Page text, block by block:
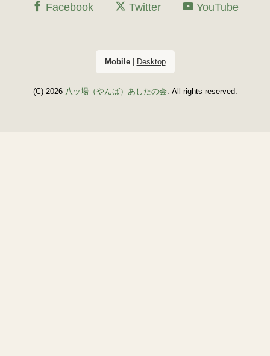
Facebook Twitter YouTube
Mobile| Desktop
(C) 2026 八ッ場（やんば）あしたの会. All rights reserved.